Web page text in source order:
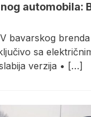
automobila:
bavarskog brenda
sa
verzija • […]